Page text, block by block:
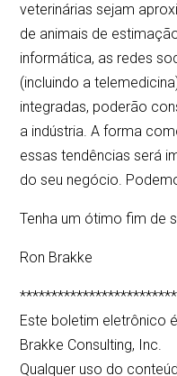
veterinárias sejam
de animais de
informática, as redes
(incluindo a
integradas, poderão
a indústria. A forma
essas tendências será
do seu negócio.
Tenha um ótimo fim de
Ron Brakke
Este boletim eletrônico
Brakke Consulting, Inc.
Qualquer uso do